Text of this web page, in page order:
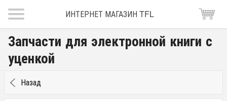
ИНТЕРНЕТ МАГАЗИН TFL
Запчасти для электронной книги с
уценкой
Назад